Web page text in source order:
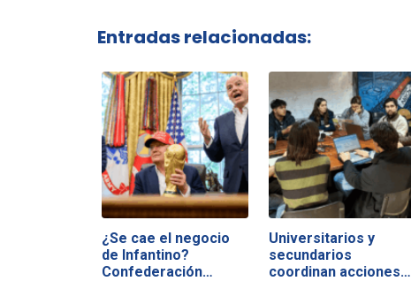
Entradas relacionadas:
¿Se cae el negocio
de Infantino?
Confederación…
Universitarios y
secundarios
coordinan acciones…